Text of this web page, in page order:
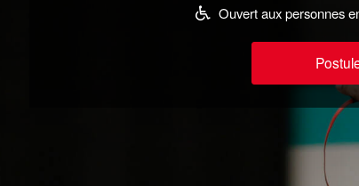
Ouvert aux personnes